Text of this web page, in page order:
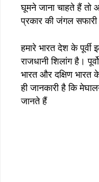
घूमने जाना चाहते हैं तो
प्रकार की जंगल
हमारे भारत देश के
राजधानी शिलांग है।
भारत और दक्षिण भारत
ही जानकारी है कि
जानते हैं